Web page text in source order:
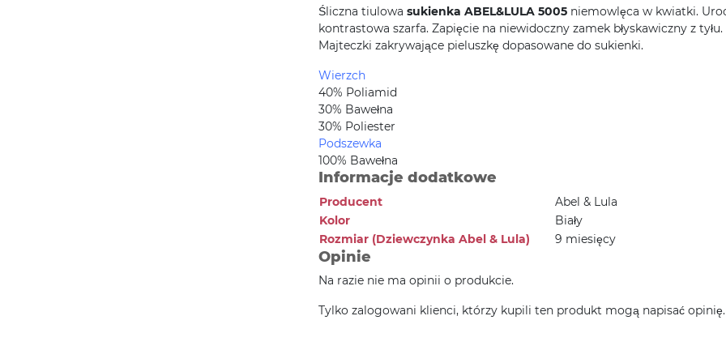
Śliczna tiulowa sukienka ABEL&LULA 5005 niemowlęca w kwiatki.
kontrastowa szarfa. Zapięcie na niewidoczny zamek błyskawiczny z tyłu.
Majteczki zakrywające pieluszkę dopasowane do sukienki.
Wierzch
40% Poliamid
30% Bawełna
30% Poliester
Podszewka
100% Bawełna
Informacje dodatkowe
Producent
Abel & Lula
Kolor
Biały
Rozmiar (Dziewczynka Abel & Lula)
9 miesięcy
Opinie
Na razie nie ma opinii o produkcie.
Tylko zalogowani klienci, którzy kupili ten produkt mogą napisać opinię.